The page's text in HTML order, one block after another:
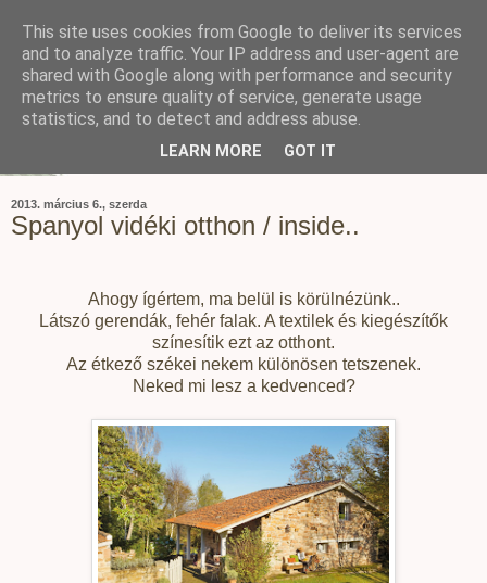
2013. március 6., szerda
Spanyol vidéki otthon / inside..
Ahogy ígértem, ma belül is körülnézünk..
Látszó gerendák, fehér falak. A textilek és kiegészítők
színesítik ezt az otthont.
Az étkező székei nekem különösen tetszenek.
Neked mi lesz a kedvenced?
This site uses cookies from Google to deliver its services
and to analyze traffic. Your IP address and user-agent are
shared with Google along with performance and security
metrics to ensure quality of service, generate usage
statistics, and to detect and address abuse.
LEARN MORE GOT IT